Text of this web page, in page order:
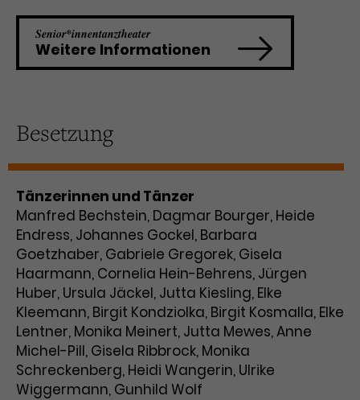
Senior*innentanztheater
Weitere Informationen
Besetzung
Tänzerinnen und Tänzer
Manfred Bechstein, Dagmar Bourger, Heide
Endress, Johannes Gockel, Barbara
Goetzhaber, Gabriele Gregorek, Gisela
Haarmann, Cornelia Hein-Behrens, Jürgen
Huber, Ursula Jäckel, Jutta Kiesling, Elke
Kleemann, Birgit Kondziolka, Birgit Kosmalla, Elke
Lentner, Monika Meinert, Jutta Mewes, Anne
Michel-Pill, Gisela Ribbrock, Monika
Schreckenberg, Heidi Wangerin, Ulrike
Wiggermann, Gunhild Wolf